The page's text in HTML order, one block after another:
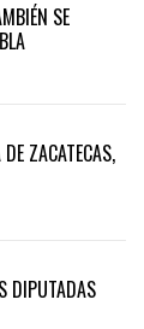
SE
ZACATECAS,
DIPUTADAS